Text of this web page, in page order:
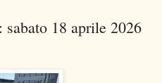
18 aprile 2026